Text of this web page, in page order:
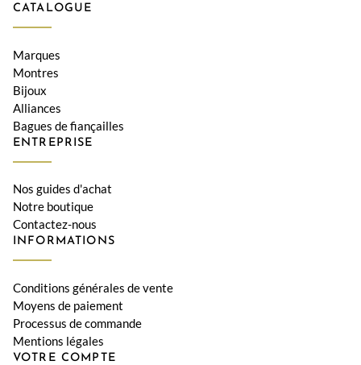
CATALOGUE
Marques
Montres
Bijoux
Alliances
Bagues de fiançailles
ENTREPRISE
Nos guides d'achat
Notre boutique
Contactez-nous
INFORMATIONS
Conditions générales de vente
Moyens de paiement
Processus de commande
Mentions légales
VOTRE COMPTE